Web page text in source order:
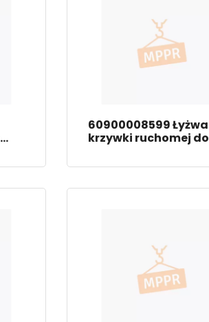
60900008599 Łyżwa
krzywki ruchomej do